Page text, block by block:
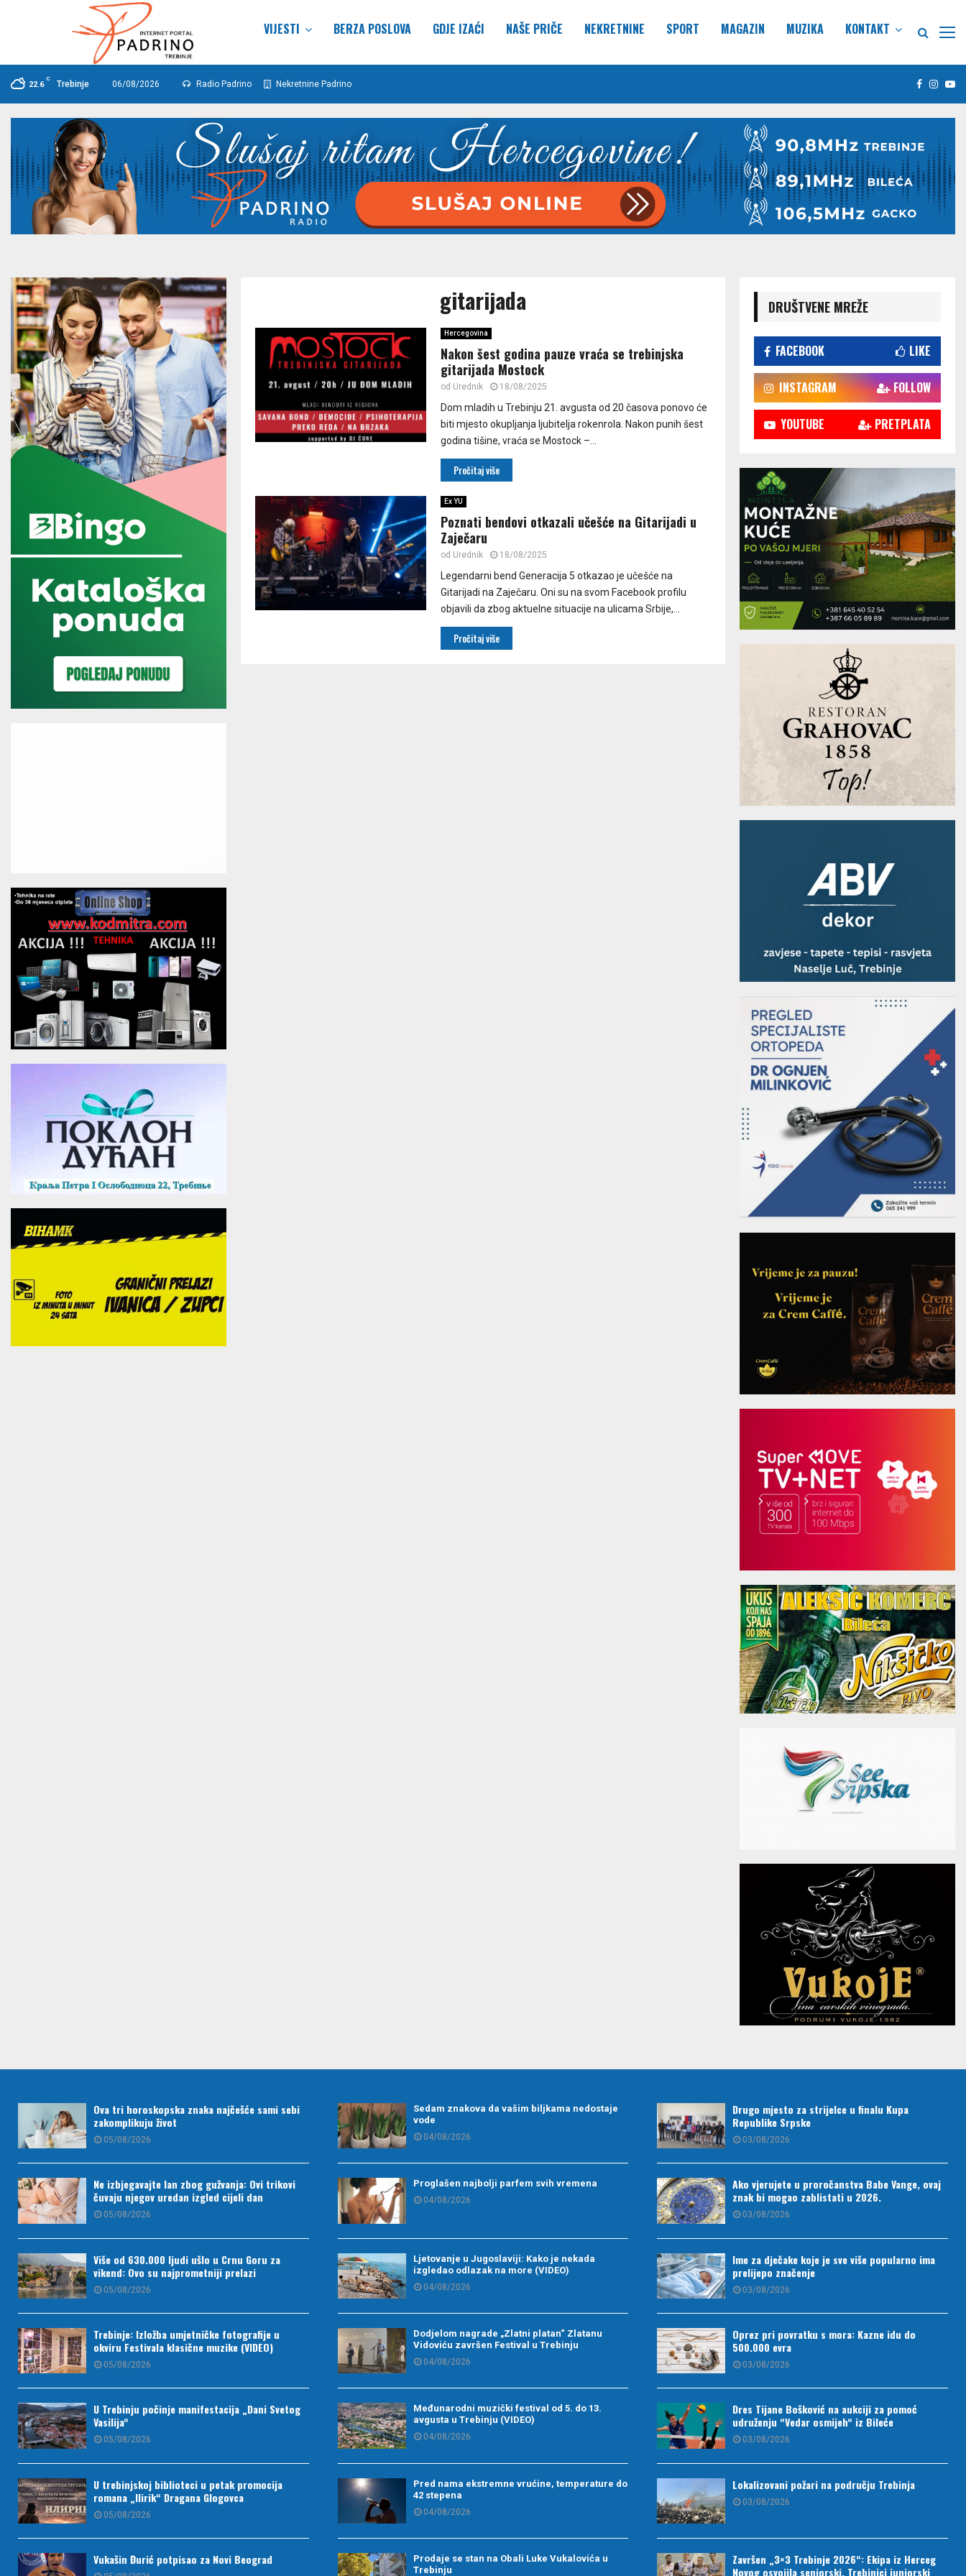
VIJESTI BERZA POSLOVA GDJE IZAĆI NAŠE PRIČE NEKRETNINE SPORT MAGAZIN MUZIKA KONTAKT
22.6
C
Trebinje 06/08/2026 Radio Padrino Nekretnine Padrino Facebook
gitarijada
Hercegovina
Nakon šest godina pauze vraća se trebinjska
gitarijada Mostock
od Urednik 18/08/2025
Dom mladih u Trebinju 21. avgusta od 20 časova ponovo će
biti mjesto okupljanja ljubitelja rokenrola. Nakon punih šest
godina tišine, vraća se Mostock –...
Pročitaj više
Ex YU
Poznati bendovi otkazali učešće na Gitarijadi u
Zaječaru
od Urednik 18/08/2025
Legendarni bend Generacija 5 otkazao je učešće na
Gitarijadi na Zaječaru. Oni su na svom Facebook profilu
objavili da zbog aktuelne situacije na ulicama Srbije,...
Pročitaj više
DRUŠTVENE MREŽE
FACEBOOK LIKE
INSTAGRAM FOLLOW
YOUTUBE PRETPLATA
Ova tri horoskopska znaka najčešće sami sebi
zakomplikuju život
05/08/2026
Ne izbjegavajte lan zbog gužvanja: Ovi trikovi
čuvaju njegov uredan izgled cijeli dan
05/08/2026
Više od 630.000 ljudi ušlo u Crnu Goru za
vikend: Ovo su najprometniji prelazi
05/08/2026
Trebinje: Izložba umjetničke fotografije u
okviru Festivala klasične muzike (VIDEO)
05/08/2026
U Trebinju počinje manifestacija „Dani Svetog
Vasilija“
05/08/2026
U trebinjskoj biblioteci u petak promocija
romana „Ilirik“ Dragana Glogovca
05/08/2026
Vukašin Đurić potpisao za Novi Beograd
Sedam znakova da vašim biljkama nedostaje
vode
04/08/2026
Proglašen najbolji parfem svih vremena
04/08/2026
Ljetovanje u Jugoslaviji: Kako je nekada
izgledao odlazak na more (VIDEO)
04/08/2026
Dodjelom nagrade „Zlatni platan“ Zlatanu
Vidoviću završen Festival u Trebinju
04/08/2026
Međunarodni muzički festival od 5. do 13.
avgusta u Trebinju (VIDEO)
04/08/2026
Pred nama ekstremne vrućine, temperature do
42 stepena
04/08/2026
Prodaje se stan na Obali Luke Vukalovića u
Trebinju
Drugo mjesto za strijelce u finalu Kupa
Republike Srpske
03/08/2026
Ako vjerujete u proročanstva Babe Vange, ovaj
znak bi mogao zablistati u 2026.
03/08/2026
Ime za dječake koje je sve više popularno ima
prelijepo značenje
03/08/2026
Oprez pri povratku s mora: Kazne idu do
500.000 evra
03/08/2026
Dres Tijane Bošković na aukciji za pomoć
udruženju “Vedar osmijeh“ iz Bileće
03/08/2026
Lokalizovani požari na području Trebinja
03/08/2026
Završen „3×3 Trebinje 2026“: Ekipa iz Herceg
Novog osvojila seniorski, Trebinjci juniorski